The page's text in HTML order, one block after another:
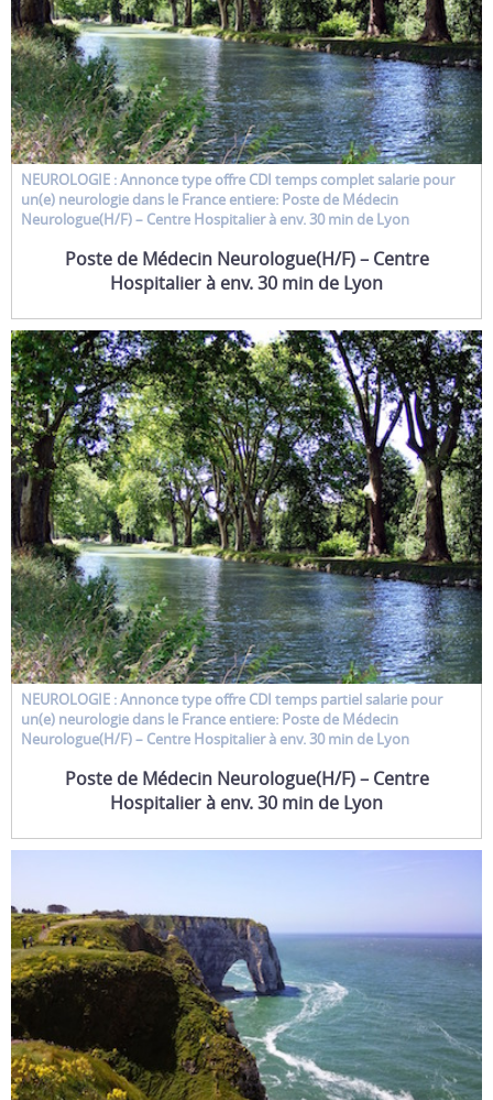
NEUROLOGIE : Annonce type offre CDI temps complet salarie pour
un(e) neurologie dans le France entiere: Poste de Médecin
Neurologue(H/F) – Centre Hospitalier à env. 30 min de Lyon
Poste de Médecin Neurologue(H/F) – Centre
Hospitalier à env. 30 min de Lyon
NEUROLOGIE : Annonce type offre CDI temps partiel salarie pour
un(e) neurologie dans le France entiere: Poste de Médecin
Neurologue(H/F) – Centre Hospitalier à env. 30 min de Lyon
Poste de Médecin Neurologue(H/F) – Centre
Hospitalier à env. 30 min de Lyon